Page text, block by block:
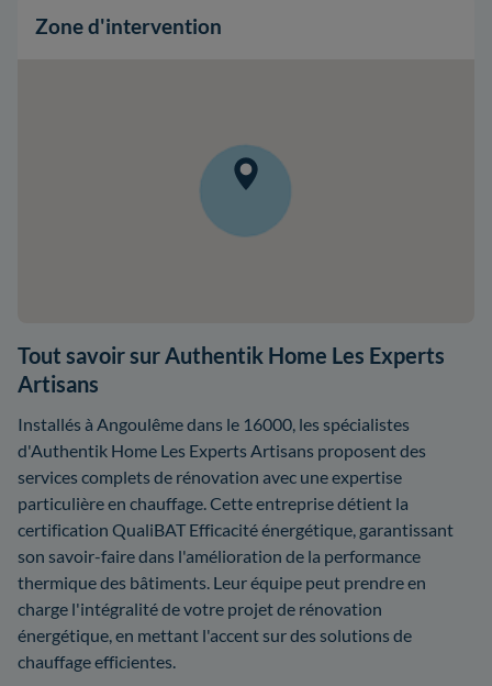
Zone d'intervention
Tout savoir sur Authentik Home Les Experts
Artisans
Installés à Angoulême dans le 16000, les spécialistes
d'Authentik Home Les Experts Artisans proposent des
services complets de rénovation avec une expertise
particulière en chauffage. Cette entreprise détient la
certification QualiBAT Efficacité énergétique, garantissant
son savoir-faire dans l'amélioration de la performance
thermique des bâtiments. Leur équipe peut prendre en
charge l'intégralité de votre projet de rénovation
énergétique, en mettant l'accent sur des solutions de
chauffage efficientes.